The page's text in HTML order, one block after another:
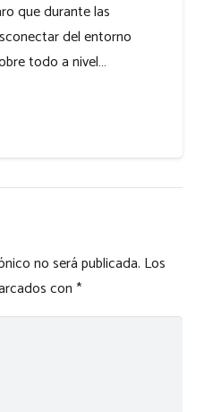
que durante las
del entorno
todo a nivel…
no será publicada. Los
con*